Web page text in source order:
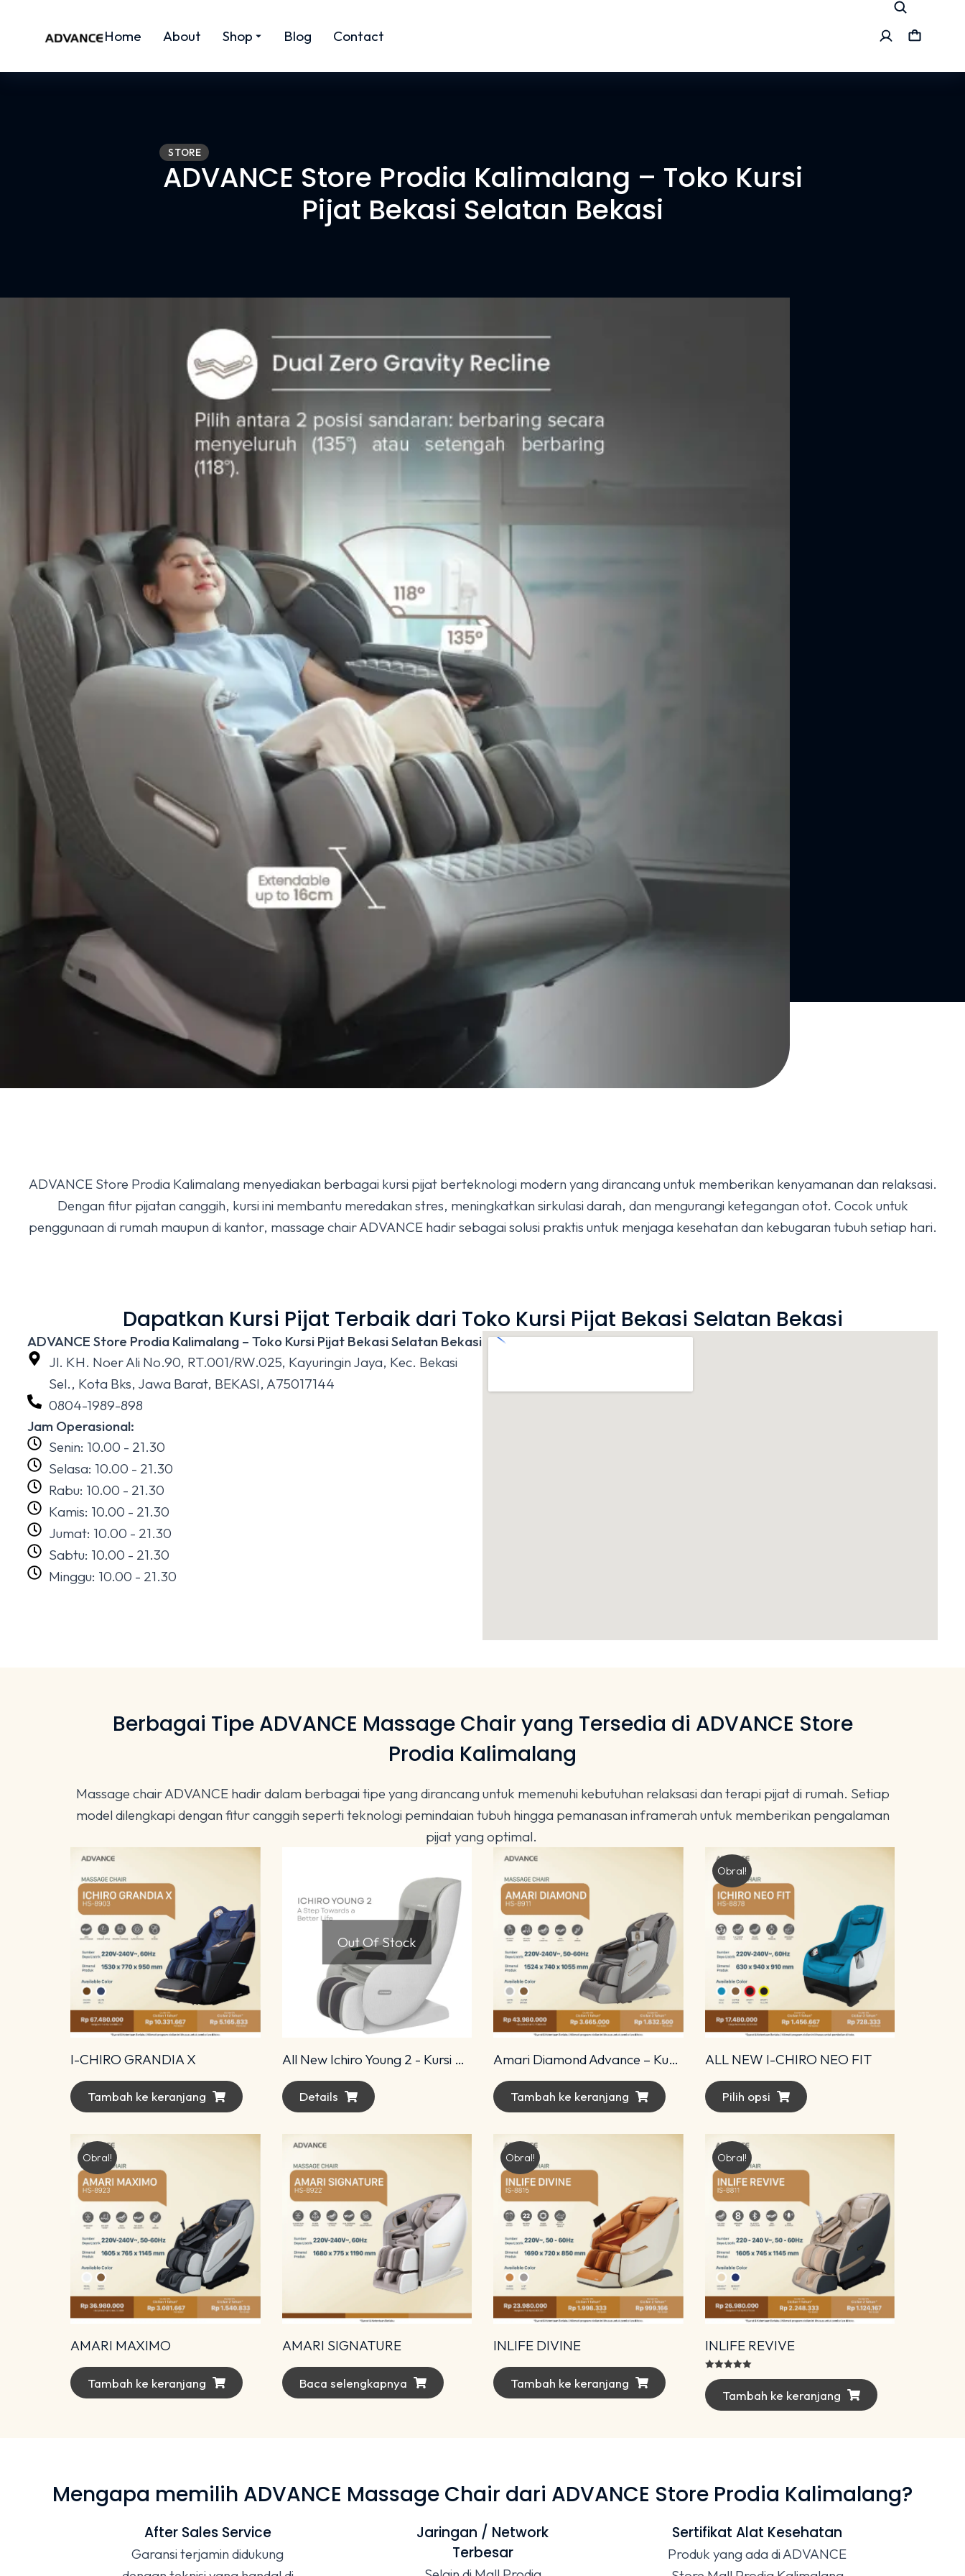
Home About Shop Blog Contact
STORE
ADVANCE Store Prodia Kalimalang – Toko Kursi
Pijat Bekasi Selatan Bekasi
ADVANCE Store Prodia Kalimalang menyediakan berbagai kursi pijat berteknologi modern yang dirancang untuk memberikan kenyamanan dan relaksasi.
Dengan fitur pijatan canggih, kursi ini membantu meredakan stres, meningkatkan sirkulasi darah, dan mengurangi ketegangan otot. Cocok untuk
penggunaan di rumah maupun di kantor, massage chair ADVANCE hadir sebagai solusi praktis untuk menjaga kesehatan dan kebugaran tubuh setiap hari.
Dapatkan Kursi Pijat Terbaik dari Toko Kursi Pijat Bekasi Selatan Bekasi
ADVANCE Store Prodia Kalimalang – Toko Kursi Pijat Bekasi Selatan Bekasi
Jl. KH. Noer Ali No.90, RT.001/RW.025, Kayuringin Jaya, Kec. Bekasi
Sel., Kota Bks, Jawa Barat, BEKASI, A75017144
0804-1989-898
Jam Operasional:
Senin: 10.00 - 21.30
Selasa: 10.00 - 21.30
Rabu: 10.00 - 21.30
Kamis: 10.00 - 21.30
Jumat: 10.00 - 21.30
Sabtu: 10.00 - 21.30
Minggu: 10.00 - 21.30
Berbagai Tipe ADVANCE Massage Chair yang Tersedia di ADVANCE Store
Prodia Kalimalang
Massage chair ADVANCE hadir dalam berbagai tipe yang dirancang untuk memenuhi kebutuhan relaksasi dan terapi pijat di rumah. Setiap
model dilengkapi dengan fitur canggih seperti teknologi pemindaian tubuh hingga pemanasan inframerah untuk memberikan pengalaman
pijat yang optimal.
I-CHIRO GRANDIA X
Tambah ke keranjang
Out Of Stock
All New Ichiro Young 2 - Kursi Pijat Ichiro
Details
Amari Diamond Advance – Kursi Pijat Premium dengan Teknologi 4D Modern
Tambah ke keranjang
Obral!
ALL NEW I-CHIRO NEO FIT
Pilih opsi
Obral!
AMARI MAXIMO
Tambah ke keranjang
AMARI SIGNATURE
Baca selengkapnya
Obral!
INLIFE DIVINE
Tambah ke keranjang
Obral!
INLIFE REVIVE
dari 5
Tambah ke keranjang
Mengapa memilih ADVANCE Massage Chair dari ADVANCE Store Prodia Kalimalang?
After Sales Service
Garansi terjamin didukung
Jaringan / Network
Terbesar
Sertifikat Alat Kesehatan
Produk yang ada di ADVANCE